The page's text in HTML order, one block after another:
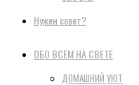
Нужен совет?
ОБО ВСЕМ НА СВЕТЕ
ДОМАШНИЙ УЮТ